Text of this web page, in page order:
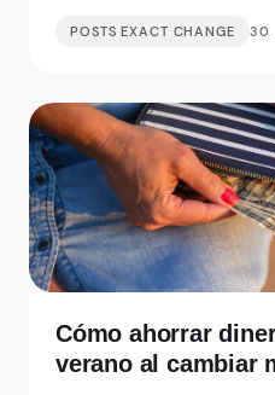
POSTS EXACT CHANGE 30
Cómo ahorrar
verano al cambiar